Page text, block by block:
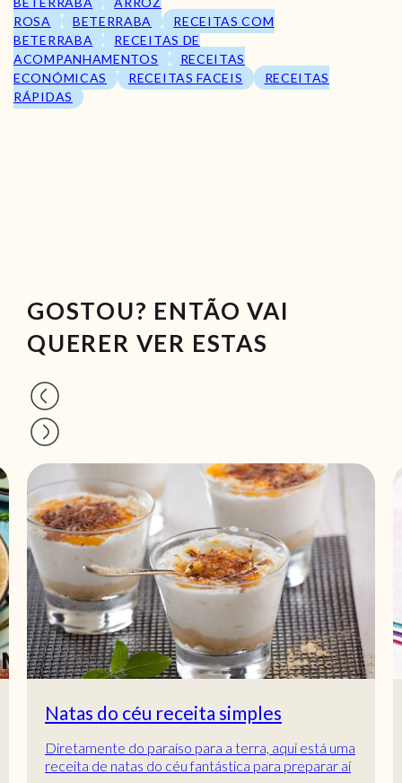
ROSA
BETERRABA
RECEITAS COM
BETERRABA
RECEITAS DE
ACOMPANHAMENTOS
RECEITAS
ECONÓMICAS
RECEITAS FACEIS
RECEITAS
RÁPIDAS
GOSTOU? ENTÃO VAI
QUERER VER ESTAS
Natas do céu receita simples
Diretamente do paraíso para a terra, aqui está uma
receita de natas do céu fantástica para preparar aí